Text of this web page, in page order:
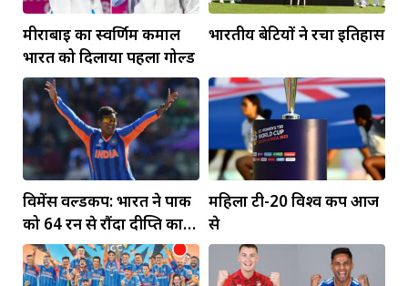
मीराबाई का स्वर्णिम कमाल
भारत को दिलाया पहला गोल्ड
भारतीय बेटियों ने रचा इतिहास
विमेंस वर्ल्डकप: भारत ने पाक
को 64 रन से रौंदा दीप्ति का
पंजा... मंधाना की फिफ्टी
महिला टी-20 विश्व कप आज
से